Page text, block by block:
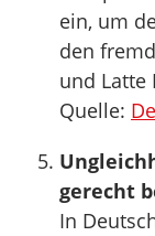
ein, um
den
und Latte
Quelle:
gerecht
In